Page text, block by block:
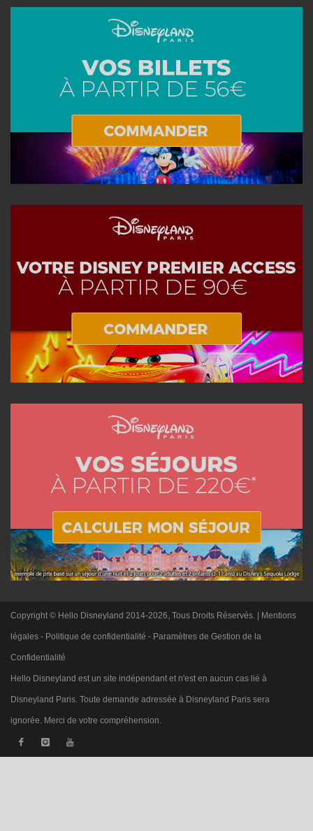
Copyright © Hello Disneyland 2014-2026, Tous Droits Réservés. | Mentions
légales - Politique de confidentialité - Paramètres de Gestion de la
Confidentialité
Hello Disneyland est un site indépendant et n'est en aucun cas lié à
Disneyland Paris. Toute demande adressée à Disneyland Paris sera
ignorée. Merci de votre compréhension.